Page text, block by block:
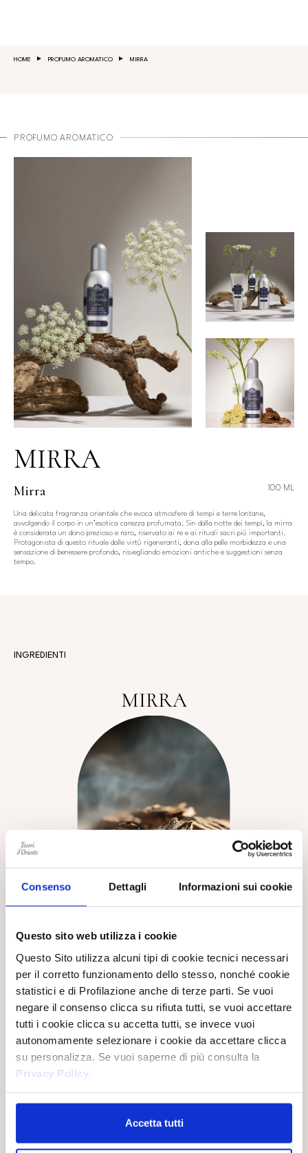
Consenso Dettagli Informazioni sui cookie
Questo sito web utilizza i cookie
Questo Sito utilizza alcuni tipi di cookie tecnici necessari
per il corretto funzionamento dello stesso, nonché cookie
statistici e di Profilazione anche di terze parti. Se vuoi
negare il consenso clicca su rifiuta tutti, se vuoi accettare
tutti i cookie clicca su accetta tutti, se invece vuoi
autonomamente selezionare i cookie da accettare clicca
su personalizza. Se vuoi saperne di più consulta la
Privacy Policy
Accetta tutti
HOME PROFUMO AROMATICO MIRRA
PROFUMO AROMATICO
MIRRA
Mirra 100 ML
Una delicata fragranza orientale che evoca atmosfere di tempi e terre lontane,
avvolgendo il corpo in un’esotica carezza profumata. Sin dalla notte dei tempi, la mirra
è considerata un dono prezioso e raro, riservato ai re e ai rituali sacri più importanti.
Protagonista di questo rituale dalle virtù rigeneranti, dona alla pelle morbidezza e una
sensazione di benessere profondo, risvegliando emozioni antiche e suggestioni senza
tempo.
INGREDIENTI
MIRRA
del Nord Africa, venerato sin dall’antichità per le sue virtù
cerimonie dell’Oriente antico, la Mirra tonifica, lenisce e
avvolge i sensi con il suo profumo intenso e mistico.